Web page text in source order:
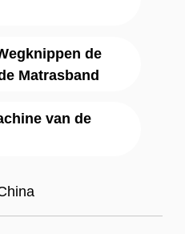
de
Matrasband
van de